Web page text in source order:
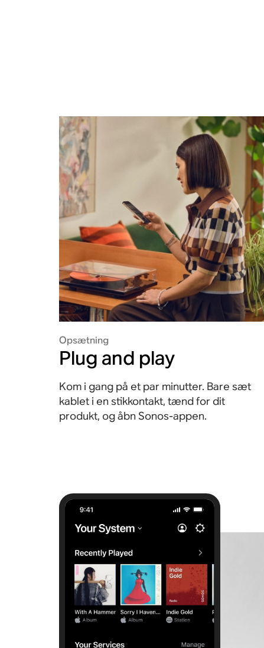
Opsætning
Plug and play
Kom i gang på et par minutter. Bare sæt
kablet i en stikkontakt, tænd for dit
produkt, og åbn Sonos-appen.